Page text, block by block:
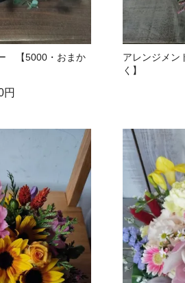
【5000・おまか
円
アレンジメ
く】